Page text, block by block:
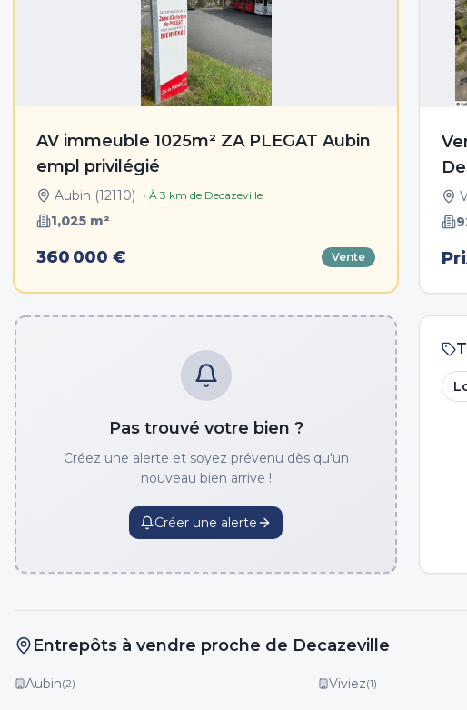
AV immeuble 1025m² ZA PLEGAT Aubin
empl privilégié
Aubin (12110) • À 3 km de Decazeville
1,025 m²
360 000 € Vente
Pas trouvé votre bien ?
Créez une alerte et soyez prévenu dès qu'un
nouveau bien arrive !
Créer une alerte
Entrepôts à vendre proche de Decazeville
Aubin(2) Viviez(1)